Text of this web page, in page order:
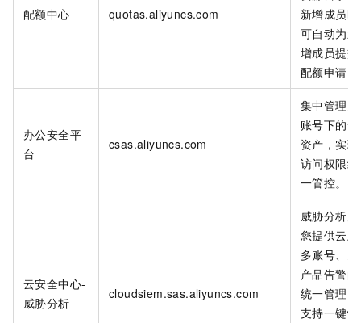
配额中心 quotas.aliyuncs.com
新增成员时
可自动为新
增成员提交
配额申请。
办公安全平
台
csas.aliyuncs.com
集中管理多
账号下的云
资产，实现
访问权限统
一管控。
云安全中心-
威胁分析
cloudsiem.sas.aliyuncs.com
威胁分析为
您提供云上
多账号、多
产品告警的
统一管理，
支持一键快